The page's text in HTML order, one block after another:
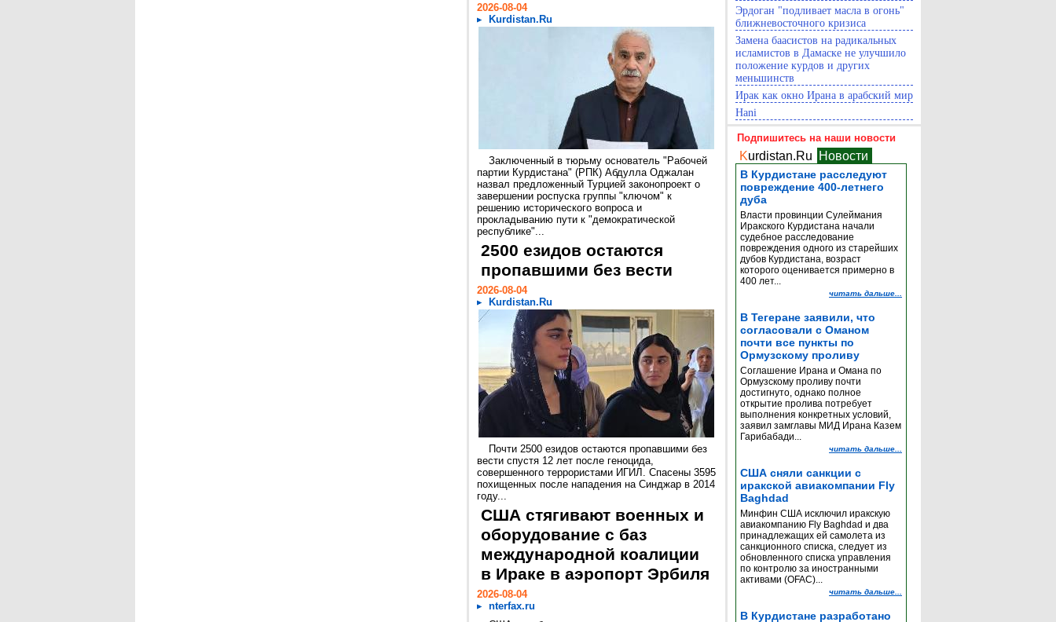
2026-08-04
Kurdistan.Ru
Заключенный в тюрьму основатель "Рабочей
партии Курдистана" (РПК) Абдулла Оджалан
назвал предложенный Турцией законопроект о
завершении роспуска группы "ключом" к
решению исторического вопроса и
прокладыванию пути к "демократической
республике"...
2500 езидов остаются
пропавшими без вести
2026-08-04
Kurdistan.Ru
Почти 2500 езидов остаются пропавшими без
вести спустя 12 лет после геноцида,
совершенного террористами ИГИЛ. Спасены 3595
похищенных после нападения на Синджар в 2014
году...
США стягивают военных и
оборудование с баз
международной коалиции
в Ираке в аэропорт Эрбиля
2026-08-04
nterfax.ru
Эрдоган "подливает масла в огонь"
ближневосточного кризиса
Замена баасистов на радикальных
исламистов в Дамаске не улучшило
положение курдов и других
меньшинств
Ирак как окно Ирана в арабский мир
Hani
Подпишитесь на наши новости
Kurdistan.Ru Новости
В Курдистане расследуют
повреждение 400-летнего
дуба
Власти провинции Сулеймания
Иракского Курдистана начали
судебное расследование
повреждения одного из старейших
дубов Курдистана, возраст
которого оценивается примерно в
400 лет...
читать дальше...
В Тегеране заявили, что
согласовали с Оманом
почти все пункты по
Ормузскому проливу
Соглашение Ирана и Омана по
Ормузскому проливу почти
достигнуто, однако полное
открытие пролива потребует
выполнения конкретных условий,
заявил замглавы МИД Ирана Казем
Гарибабади...
читать дальше...
США сняли санкции с
иракской авиакомпании Fly
Baghdad
Минфин США исключил иракскую
авиакомпанию Fly Baghdad и два
принадлежащих ей самолета из
санкционного списка, следует из
обновленного списка управления
по контролю за иностранными
активами (OFAC)...
читать дальше...
В Курдистане разработано